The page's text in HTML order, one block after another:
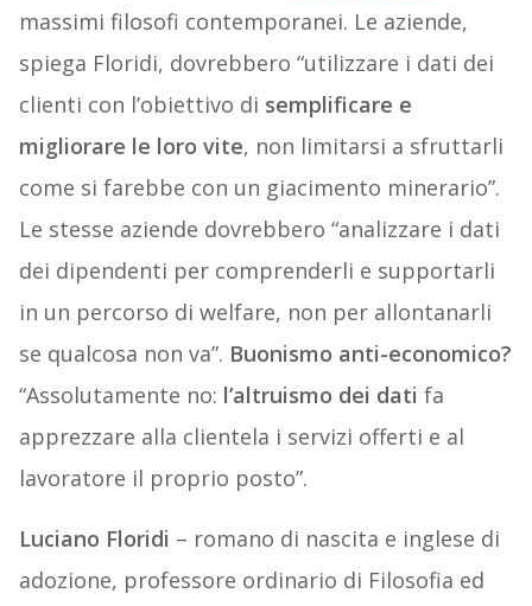
massimi filosofi contemporanei. Le aziende,
spiega Floridi, dovrebbero “utilizzare i dati dei
clienti con l’obiettivo di semplificare e
migliorare le loro vite, non limitarsi a sfruttarli
come si farebbe con un giacimento minerario”.
Le stesse aziende dovrebbero “analizzare i dati
dei dipendenti per comprenderli e supportarli
in un percorso di welfare, non per allontanarli
se qualcosa non va”. Buonismo anti-economico?
“Assolutamente no: l’altruismo dei dati fa
apprezzare alla clientela i servizi offerti e al
lavoratore il proprio posto”.
Luciano Floridi – romano di nascita e inglese di
adozione, professore ordinario di Filosofia ed